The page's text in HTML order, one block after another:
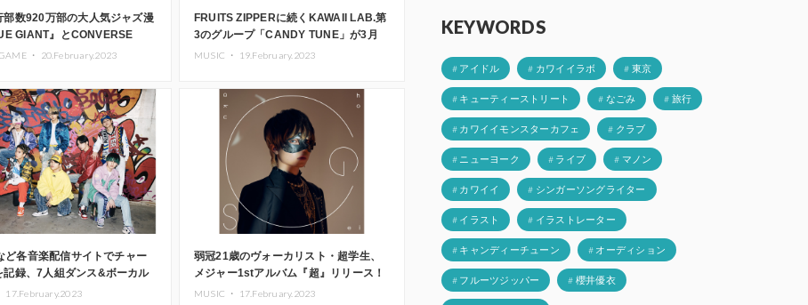
部数920万部の大人気ジャズ漫
GIANT』とCONVERSE
コラボレーションモデルが登
・ 20.February.2023
FRUITS ZIPPERに続くKAWAII LAB.第
3のグループ「CANDY TUNE」が3月
14日にデビューライブ開催
MUSIC ・ 19.February.2023
ど各音楽配信サイトでチャー
記録、7人組ダンス&ボーカル
BE:FIRSTの新曲「Boom
17.February.2023
弱冠21歳のヴォーカリスト・超学生、
メジャー1stアルバム『超』リリース！
新曲「ガトリングアジテイタア」MV公
MUSIC ・ 17.February.2023
KEYWORDS
# アイドル # カワイイラボ # 東京
# キューティーストリート # なごみ # 旅行
# カワイイモンスターカフェ # クラブ
# ニューヨーク # ライブ # マノン
# カワイイ # シンガーソングライター
# イラスト # イラストレーター
# キャンディーチューン # オーディション
# フルーツジッパー # 櫻井優衣